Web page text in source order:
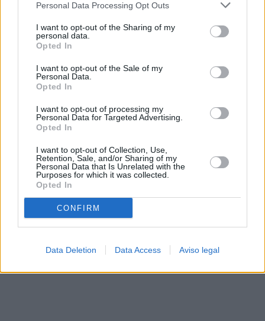
negar su consentimiento. Tenga en cuenta que algún
de su consentimiento, pero usted tiene el derecho de
rechazar tal procesamiento. Sus preferencias se aplicarán
cualquier momento entrando de nuevo en este sitio web o
visitando nuestra política de privacidad.
Personal Data Processing Opt Outs
I want to opt-out of the Sharing of my
personal data.
Opted In
I want to opt-out of the Sale of my
Personal Data.
Opted In
I want to opt-out of processing my
Personal Data for Targeted Advertising.
Opted In
I want to opt-out of Collection, Use,
Retention, Sale, and/or Sharing of my
Personal Data that Is Unrelated with the
Purposes for which it was collected.
Opted In
CONFIRM
Data Deletion Data Access Aviso legal